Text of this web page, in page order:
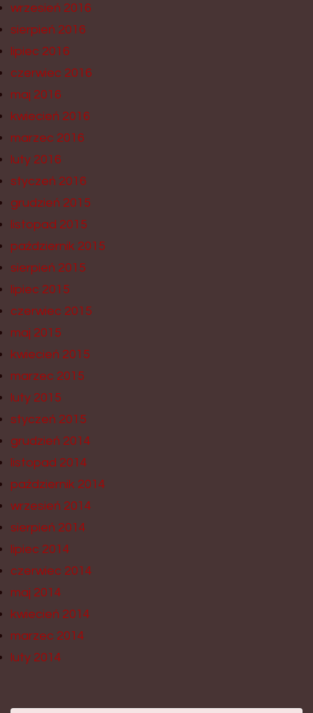
wrzesień 2016
sierpień 2016
lipiec 2016
czerwiec 2016
maj 2016
kwiecień 2016
marzec 2016
luty 2016
styczeń 2016
grudzień 2015
listopad 2015
październik 2015
sierpień 2015
lipiec 2015
czerwiec 2015
maj 2015
kwiecień 2015
marzec 2015
luty 2015
styczeń 2015
grudzień 2014
listopad 2014
październik 2014
wrzesień 2014
sierpień 2014
lipiec 2014
czerwiec 2014
maj 2014
kwiecień 2014
marzec 2014
luty 2014